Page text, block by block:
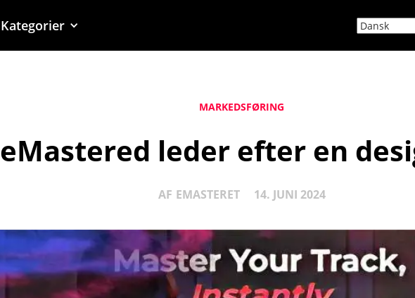
Kategorier
MARKEDSFØRING
eMastered leder efter en
AF EMASTERET 14. JUNI 2024